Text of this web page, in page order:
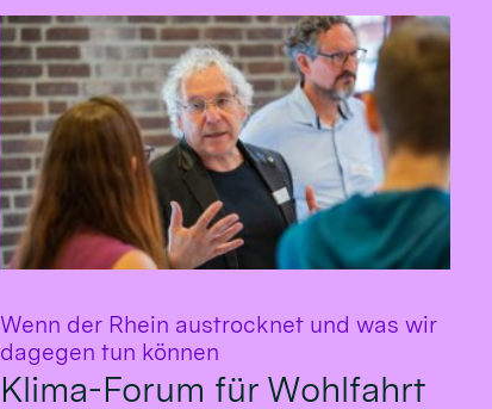
Wenn der Rhein austrocknet und was wir
dagegen tun können
Klima-Forum für Wohlfahrt